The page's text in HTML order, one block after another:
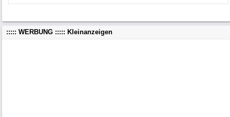
::::: WERBUNG ::::: Kleinanzeigen